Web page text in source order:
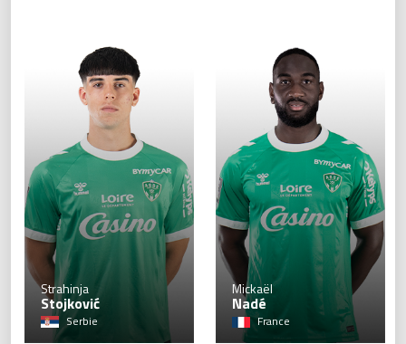
2
Strahinja
Stojković
Serbie
Mickaël
Nadé
France